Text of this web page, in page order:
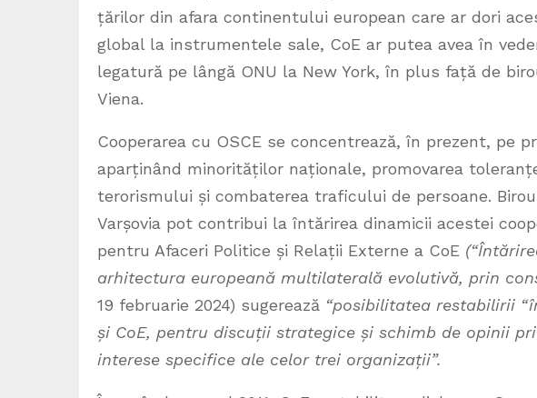
țărilor din afara continentului european care ar dori
global la instrumentele sale, CoE ar putea avea în
legatură pe lângă ONU la New York, în plus față de
Viena.
Cooperarea cu OSCE se concentrează, în prezent, pe
aparținând minorităților naționale, promovarea
terorismului și combaterea traficului de persoane.
Varșovia pot contribui la întărirea dinamicii acestei
pentru Afaceri Politice și Relații Externe a CoE
arhitectura europeană multilaterală evolutivă, prin
19 februarie 2024) sugerează “posibilitatea restabilirii
și CoE, pentru discuții strategice și schimb de opinii
interese specifice ale celor trei organizații”.